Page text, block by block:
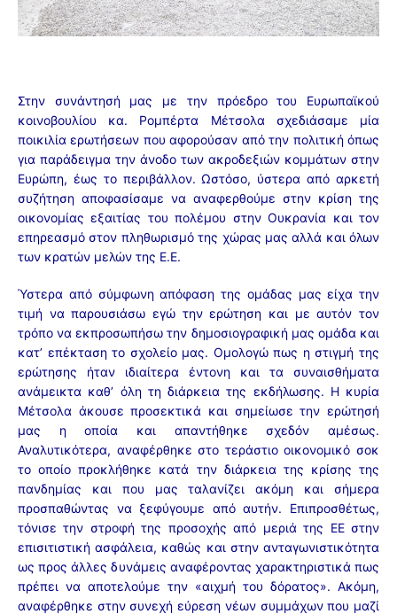
Στην συνάντησή μας με την πρόεδρο του Ευρωπαϊκού
κοινοβουλίου κα. Ρομπέρτα Μέτσολα σχεδιάσαμε μία
ποικιλία ερωτήσεων που αφορούσαν από την πολιτική όπως
για παράδειγμα την άνοδο των ακροδεξιών κομμάτων στην
Ευρώπη, έως το περιβάλλον. Ωστόσο, ύστερα από αρκετή
συζήτηση αποφασίσαμε να αναφερθούμε στην κρίση της
οικονομίας εξαιτίας του πολέμου στην Ουκρανία και τον
επηρεασμό στον πληθωρισμό της χώρας μας αλλά και όλων
των κρατών μελών της Ε.Ε.
Ύστερα από σύμφωνη απόφαση της ομάδας μας είχα την
τιμή να παρουσιάσω εγώ την ερώτηση και με αυτόν τον
τρόπο να εκπροσωπήσω την δημοσιογραφική μας ομάδα και
κατ’ επέκταση το σχολείο μας. Ομολογώ πως η στιγμή της
ερώτησης ήταν ιδιαίτερα έντονη και τα συναισθήματα
ανάμεικτα καθ’ όλη τη διάρκεια της εκδήλωσης. Η κυρία
Μέτσολα άκουσε προσεκτικά και σημείωσε την ερώτησή
μας η οποία και απαντήθηκε σχεδόν αμέσως.
Αναλυτικότερα, αναφέρθηκε στο τεράστιο οικονομικό σοκ
το οποίο προκλήθηκε κατά την διάρκεια της κρίσης της
πανδημίας και που μας ταλανίζει ακόμη και σήμερα
προσπαθώντας να ξεφύγουμε από αυτήν. Επιπροσθέτως,
τόνισε την στροφή της προσοχής από μεριά της ΕΕ στην
επισιτιστική ασφάλεια, καθώς και στην ανταγωνιστικότητα
ως προς άλλες δυνάμεις αναφέροντας χαρακτηριστικά πως
πρέπει να αποτελούμε την «αιχμή του δόρατος». Ακόμη,
αναφέρθηκε στην συνεχή εύρεση νέων συμμάχων που μαζί